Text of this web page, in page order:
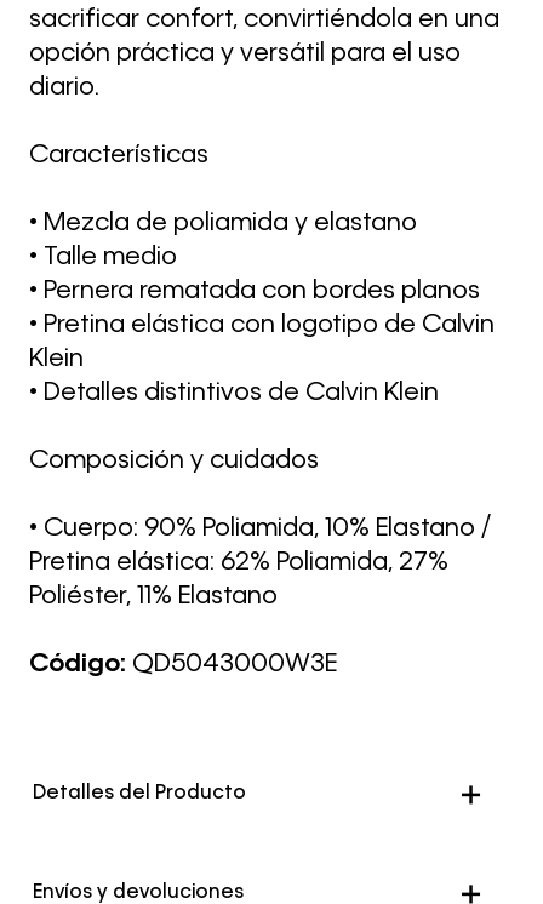
sacrificar confort, convirtiéndola en una
opción práctica y versátil para el uso
diario.
Características
• Mezcla de poliamida y elastano
• Talle medio
• Pernera rematada con bordes planos
• Pretina elástica con logotipo de Calvin
Klein
• Detalles distintivos de Calvin Klein
Composición y cuidados
• Cuerpo: 90% Poliamida, 10% Elastano /
Pretina elástica: 62% Poliamida, 27%
Poliéster, 11% Elastano
Código: QD5043000W3E
Detalles del Producto
Envíos y devoluciones